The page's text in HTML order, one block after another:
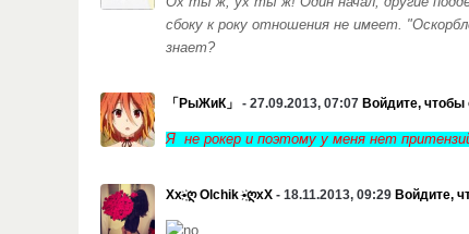
сбоку к року отношения не имеет.
знает?
「РыЖиК」 - 27.09.2013, 07:07 Войдите, чтобы
Я не рокер и поэтому у меня нет
Xx•҉ღ Olchik •҉ღxX - 18.11.2013, 09:29 Войдите,